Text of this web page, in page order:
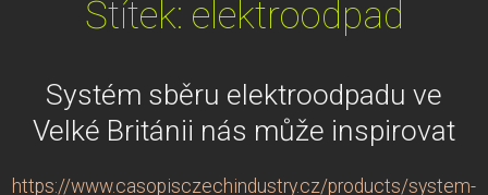
Štítek: elektroodpad
Systém sběru elektroodpadu ve
Velké Británii nás může inspirovat
https://www.casopisczechindustry.cz/products/system-